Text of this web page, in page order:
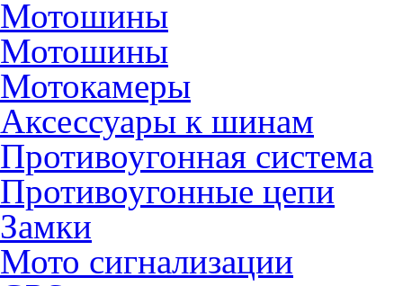
Мотошины
Мотошины
Мотокамеры
Аксессуары к шинам
Противоугонная система
Противоугонные цепи
Замки
Мото сигнализации